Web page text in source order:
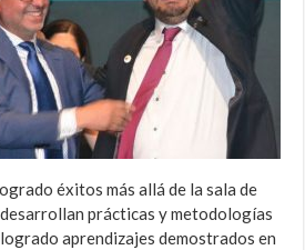
éxitos más allá de la sala de
prácticas y metodologías
aprendizajes demostrados en